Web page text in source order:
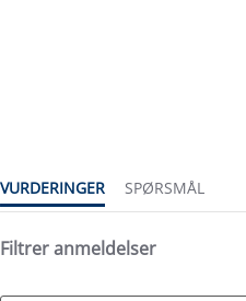
VURDERINGER
SPØRSMÅL
Filtrer anmeldelser